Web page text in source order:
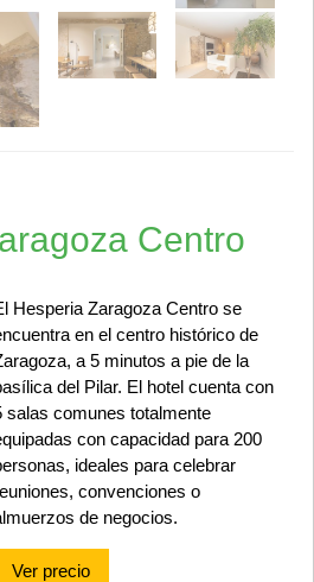
Centro
Hesperia Zaragoza Centro se
en el centro histórico de
a 5 minutos a pie de la
del Pilar. El hotel cuenta con
salas comunes totalmente
con capacidad para 200
ideales para celebrar
convenciones o
de negocios.
Ver precio